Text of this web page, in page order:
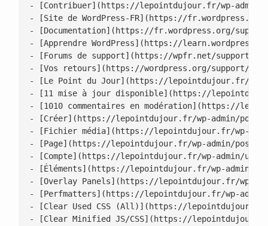
- [Contribuer](https://lepointdujour.fr/wp-admin/
- [Site de WordPress-FR](https://
- [Documentation](https://fr.wordpress.org/
- [Apprendre WordPress](https://
- [Forums de support](https://wpfr.net/support)
- [Vos retours](https://wordpress.org/support/
- [Le Point du Jour](https://lepointdujour.fr/)
- [11 mise à jour disponible](https://
- [1010 commentaires en modération](https://
- [Créer](https://lepointdujour.fr/wp-admin/post-
- [Fichier média](https://lepointdujour.fr/wp-
- [Page](https://lepointdujour.fr/wp-admin/post-
- [Compte](https://lepointdujour.fr/wp-admin/user-
- [Éléments](https://lepointdujour.fr/wp-admin/
- [Overlay Panels](https://lepointdujour.fr/wp-
- [Perfmatters](https://lepointdujour.fr/wp-admin/
- [Clear Used CSS (All)](https://lepointdujour.fr/wp-
- [Clear Minified JS/CSS](https://lepointdujour.fr/wp-